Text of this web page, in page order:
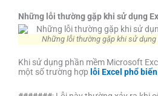
Những lỗi thường gặp khi sử dụng
Những lỗi thường gặp khi sử
Khi sử dụng phần mềm Microsoft
một số trường hợp lỗi Excel phổ biến